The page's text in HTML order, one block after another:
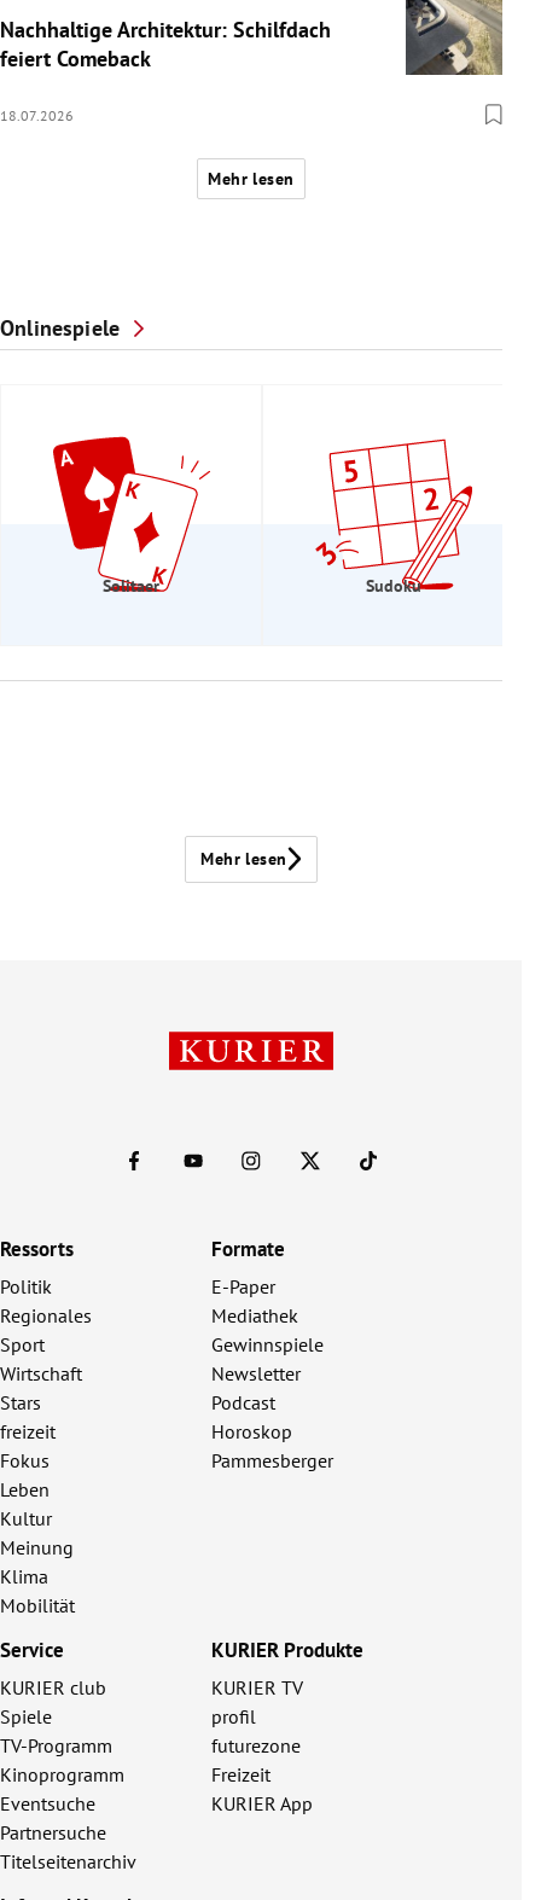
Nachhaltige Architektur: Schilfdach
feiert Comeback
18.07.2026
Mehr lesen
Onlinespiele
Solitaer Sudoku
Mehr lesen
Ressorts
Politik
Regionales
Sport
Wirtschaft
Stars
freizeit
Fokus
Leben
Kultur
Meinung
Klima
Mobilität
Formate
E-Paper
Mediathek
Gewinnspiele
Newsletter
Podcast
Horoskop
Pammesberger
Service
KURIER club
Spiele
TV-Programm
Kinoprogramm
Eventsuche
Partnersuche
Titelseitenarchiv
KURIER Produkte
KURIER TV
profil
futurezone
Freizeit
KURIER App